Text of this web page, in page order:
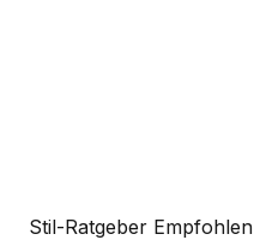
Stil-Ratgeber Empfohlen